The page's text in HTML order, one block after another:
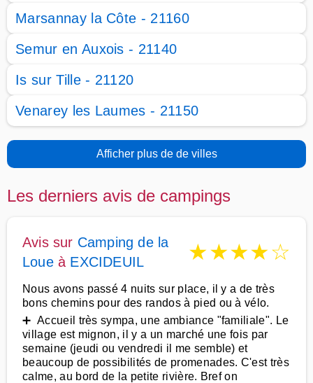
Marsannay la Côte - 21160
Semur en Auxois - 21140
Is sur Tille - 21120
Venarey les Laumes - 21150
Afficher plus de de villes
Les derniers avis de campings
Avis sur Camping de la
Loueà EXCIDEUIL ★★★★☆
Nous avons passé 4 nuits sur place, il y a de très
bons chemins pour des randos à pied ou à vélo.
➕ Accueil très sympa, une ambiance "familiale". Le
village est mignon, il y a un marché une fois par
semaine (jeudi ou vendredi il me semble) et
beaucoup de possibilités de promenades. C'est très
calme, au bord de la petite rivière. Bref on